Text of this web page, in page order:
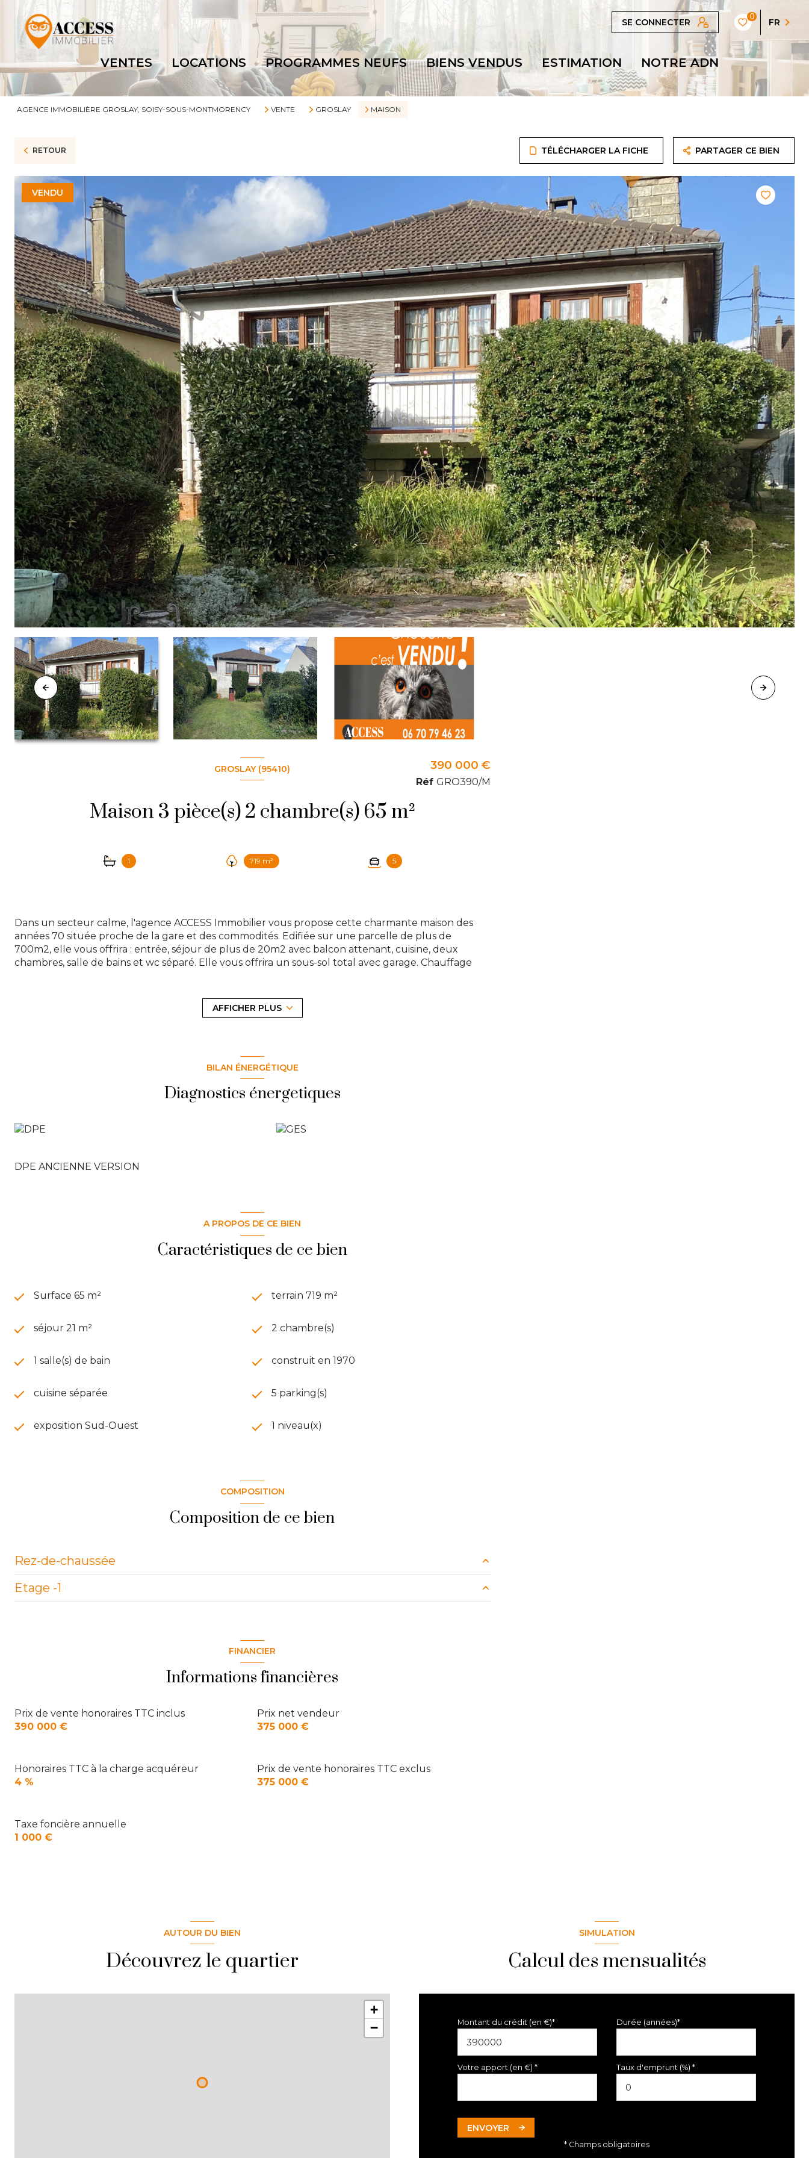
SE CONNECTER
0
FR
VENTES LOCATIONS PROGRAMMES NEUFS BIENS VENDUS ESTIMATION NOTRE ADN
AGENCE IMMOBILIÈRE GROSLAY, SOISY-SOUS-MONTMORENCY VENTE GROSLAY MAISON
RETOUR TÉLÉCHARGER LA FICHE PARTAGER CE BIEN
VENDU
GROSLAY (95410)
Maison 3 pièce(s) 2 chambre(s) 65 m²
1 719 m² 5
390 000 €
Réf GRO390/M
Dans un secteur calme, l'agence ACCESS Immobilier vous propose cette charmante maison des
années 70 située proche de la gare et des commodités. Edifiée sur une parcelle de plus de
700m2, elle vous offrira : entrée, séjour de plus de 20m2 avec balcon attenant, cuisine, deux
chambres, salle de bains et wc séparé. Elle vous offrira un sous-sol total avec garage. Chauffage
AFFICHER PLUS
BILAN ÉNERGÉTIQUE
Diagnostics énergetiques
DPE ANCIENNE VERSION
A PROPOS DE CE BIEN
Caractéristiques de ce bien
Surface 65 m² terrain 719 m²
séjour 21 m² 2 chambre(s)
1 salle(s) de bain construit en 1970
cuisine séparée 5 parking(s)
exposition Sud-Ouest 1 niveau(x)
COMPOSITION
Composition de ce bien
Rez-de-chaussée
entrée
Chambre 2
Etage -1
FINANCIER
Informations financières
Prix de vente honoraires TTC inclus
390 000 €
Prix net vendeur
375 000 €
Prix de vente honoraires TTC exclus
375 000 €
Honoraires TTC à la charge acquéreur
4 %
Taxe foncière annuelle
1 000 €
AUTOUR DU BIEN
Découvrez le quartier
+
−
SIMULATION
Calcul des mensualités
Montant du crédit (en €)* Durée (années)*
Votre apport (en €) * Taux d'emprunt (%) *
ENVOYER
* Champs obligatoires